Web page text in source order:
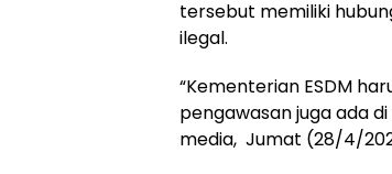
tersebut memiliki
ilegal.
“Kementerian ESDM
pengawasan juga ada
media, Jumat (28/4/